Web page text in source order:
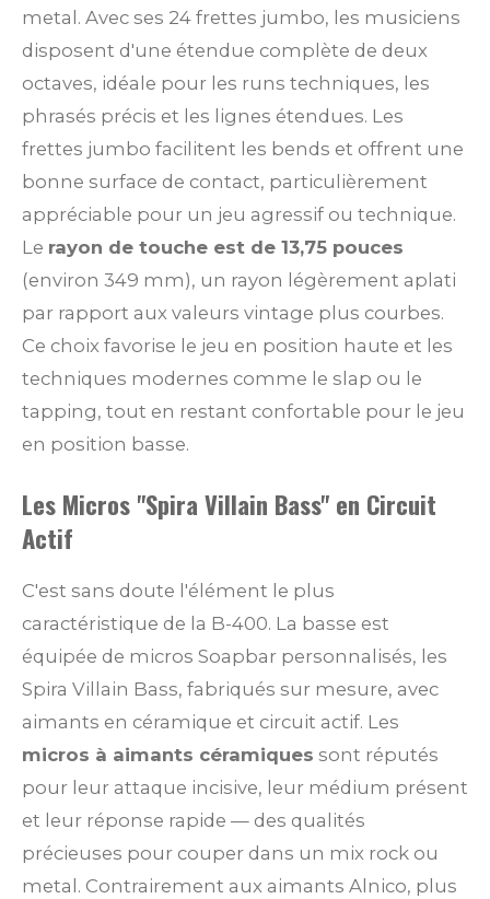
metal. Avec ses 24 frettes jumbo, les musiciens
disposent d'une étendue complète de deux
octaves, idéale pour les runs techniques, les
phrasés précis et les lignes étendues. Les
frettes jumbo facilitent les bends et offrent une
bonne surface de contact, particulièrement
appréciable pour un jeu agressif ou technique.
Le rayon de touche est de 13,75 pouces
(environ 349 mm), un rayon légèrement aplati
par rapport aux valeurs vintage plus courbes.
Ce choix favorise le jeu en position haute et les
techniques modernes comme le slap ou le
tapping, tout en restant confortable pour le jeu
en position basse.
Les Micros "Spira Villain Bass" en Circuit
Actif
C'est sans doute l'élément le plus
caractéristique de la B-400. La basse est
équipée de micros Soapbar personnalisés, les
Spira Villain Bass, fabriqués sur mesure, avec
aimants en céramique et circuit actif. Les
micros à aimants céramiques sont réputés
pour leur attaque incisive, leur médium présent
et leur réponse rapide — des qualités
précieuses pour couper dans un mix rock ou
metal. Contrairement aux aimants Alnico, plus